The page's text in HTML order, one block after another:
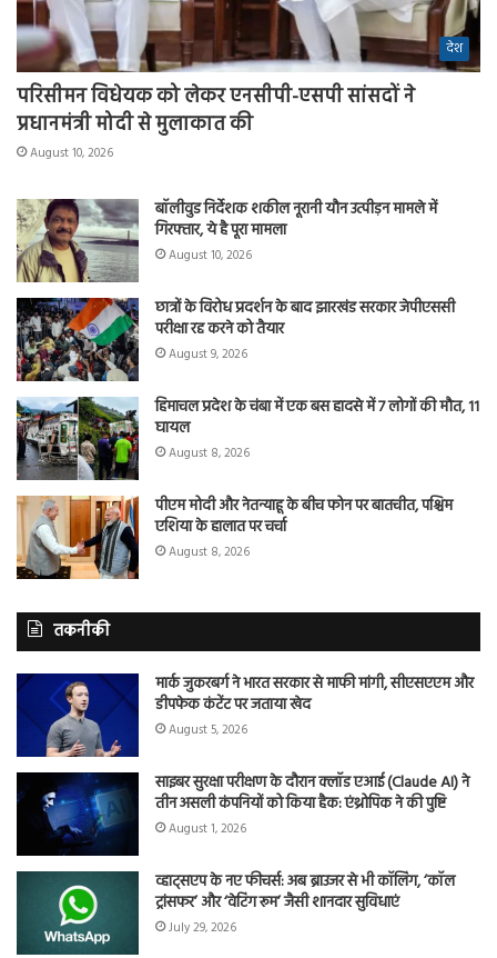
देश
परिसीमन विधेयक को लेकर एनसीपी-एसपी सांसदों ने
प्रधानमंत्री मोदी से मुलाकात की
August 10, 2026
बॉलीवुड निर्देशक शकील नूरानी यौन उत्पीड़न मामले में
गिरफ्तार, ये है पूरा मामला
August 10, 2026
छात्रों के विरोध प्रदर्शन के बाद झारखंड सरकार जेपीएससी
परीक्षा रद्द करने को तैयार
August 9, 2026
हिमाचल प्रदेश के चंबा में एक बस हादसे में 7 लोगों की मौत, 11
घायल
August 8, 2026
पीएम मोदी और नेतन्याहू के बीच फोन पर बातचीत, पश्चिम
एशिया के हालात पर चर्चा
August 8, 2026
तकनीकी
मार्क जुकरबर्ग ने भारत सरकार से माफी मांगी, सीएसएएम और
डीपफेक कंटेंट पर जताया खेद
August 5, 2026
साइबर सुरक्षा परीक्षण के दौरान क्लॉड एआई (Claude AI) ने
तीन असली कंपनियों को किया हैक: एंथ्रोपिक ने की पुष्टि
August 1, 2026
व्हाट्सएप के नए फीचर्स: अब ब्राउजर से भी कॉलिंग, ‘कॉल
ट्रांसफर’ और ‘वेटिंग रूम’ जैसी शानदार सुविधाएं
July 29, 2026